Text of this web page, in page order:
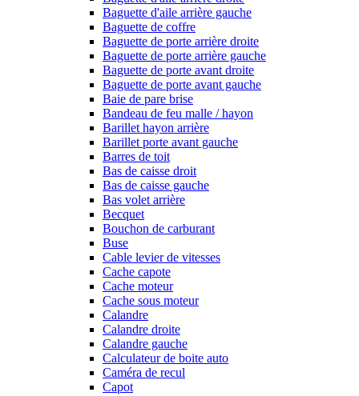
Baguette d'aile arrière gauche
Baguette de coffre
Baguette de porte arrière droite
Baguette de porte arrière gauche
Baguette de porte avant droite
Baguette de porte avant gauche
Baie de pare brise
Bandeau de feu malle / hayon
Barillet hayon arrière
Barillet porte avant gauche
Barres de toit
Bas de caisse droit
Bas de caisse gauche
Bas volet arrière
Becquet
Bouchon de carburant
Buse
Cable levier de vitesses
Cache capote
Cache moteur
Cache sous moteur
Calandre
Calandre droite
Calandre gauche
Calculateur de boite auto
Caméra de recul
Capot